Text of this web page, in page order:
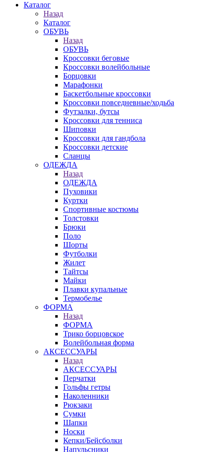
Каталог
Назад
Каталог
ОБУВЬ
Назад
ОБУВЬ
Кроссовки беговые
Кроссовки волейбольные
Борцовки
Марафонки
Баскетбольные кроссовки
Кроссовки повседневные/ходьба
Футзалки, бутсы
Кроссовки для тенниса
Шиповки
Кроссовки для гандбола
Кроссовки детские
Сланцы
ОДЕЖДА
Назад
ОДЕЖДА
Пуховики
Куртки
Спортивные костюмы
Толстовки
Брюки
Поло
Шорты
Футболки
Жилет
Тайтсы
Майки
Плавки купальные
Термобелье
ФОРМА
Назад
ФОРМА
Трико борцовское
Волейбольная форма
АКСЕССУАРЫ
Назад
АКСЕССУАРЫ
Перчатки
Гольфы гетры
Наколенники
Рюкзаки
Сумки
Шапки
Носки
Кепки/Бейсболки
Напульсники